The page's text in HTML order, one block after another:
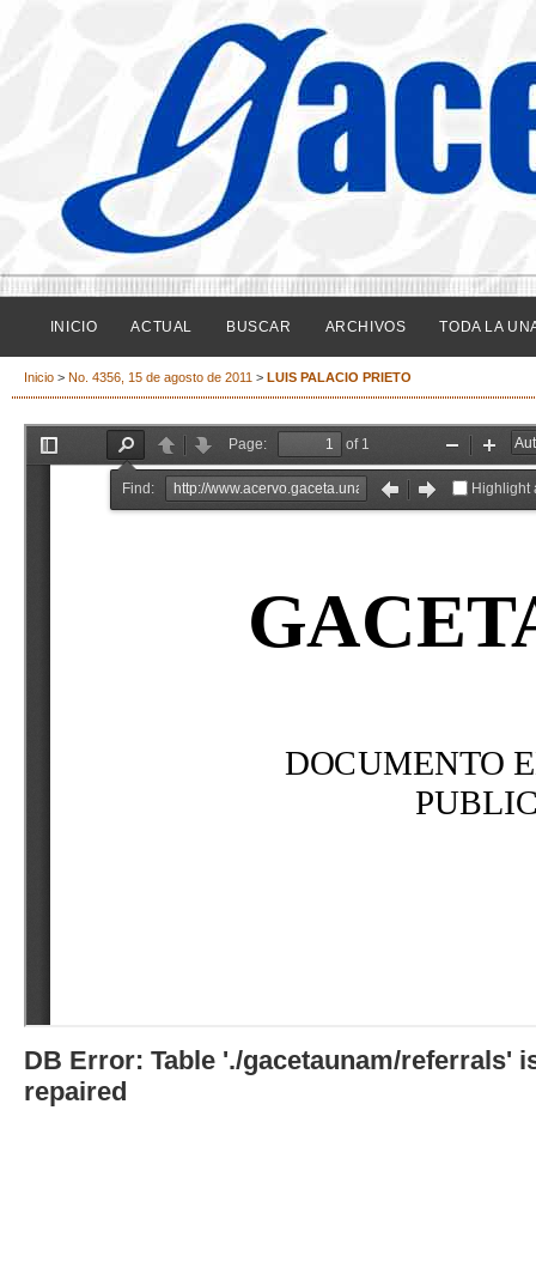
INICIO ACTUAL BUSCAR ARCHIVOS TODA LA
Inicio > No. 4356, 15 de agosto de 2011 > LUIS PALACIO PRIETO
DB Error: Table './gacetaunam/referrals'
repaired